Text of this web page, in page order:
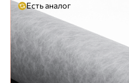
Есть аналог